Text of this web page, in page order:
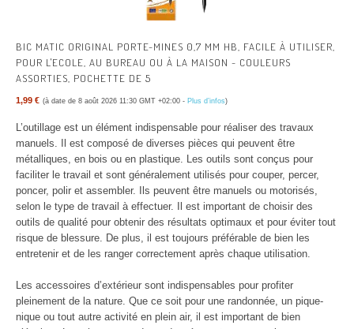
BIC MATIC ORIGINAL PORTE-MINES 0,7 MM HB, FACILE À UTILISER,
POUR L'ECOLE, AU BUREAU OU À LA MAISON - COULEURS
ASSORTIES, POCHETTE DE 5
1,99 € (à date de 8 août 2026 11:30 GMT +02:00 - Plus d’infos)
L’outillage est un élément indispensable pour réaliser des travaux
manuels. Il est composé de diverses pièces qui peuvent être
métalliques, en bois ou en plastique. Les outils sont conçus pour
faciliter le travail et sont généralement utilisés pour couper, percer,
poncer, polir et assembler. Ils peuvent être manuels ou motorisés,
selon le type de travail à effectuer. Il est important de choisir des
outils de qualité pour obtenir des résultats optimaux et pour éviter tout
risque de blessure. De plus, il est toujours préférable de bien les
entretenir et de les ranger correctement après chaque utilisation.
Les accessoires d’extérieur sont indispensables pour profiter
pleinement de la nature. Que ce soit pour une randonnée, un pique-
nique ou tout autre activité en plein air, il est important de bien